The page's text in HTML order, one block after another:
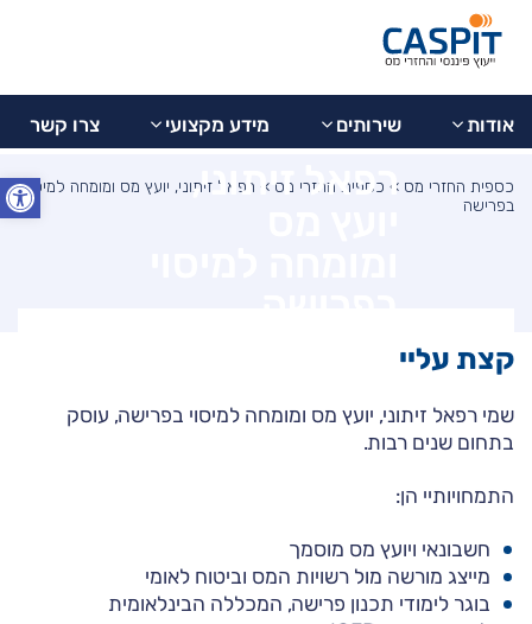
פתח
אודות שירותים מידע מקצועי צרו קשר
כספית החזרי מס » כספית החזרי מס » רפאל זיתוני, יועץ מס ומומחה למיסוי
בפרישה
רפאל זיתוני,
קצת עליי
שמי רפאל זיתוני, יועץ מס ומומחה למיסוי בפרישה, עוסק
בתחום שנים רבות.
התמחויותיי הן:
חשבונאי ויועץ מס מוסמך
מייצג מורשה מול רשויות המס וביטוח לאומי
בוגר לימודי תכנון פרישה, המכללה הבינלאומית